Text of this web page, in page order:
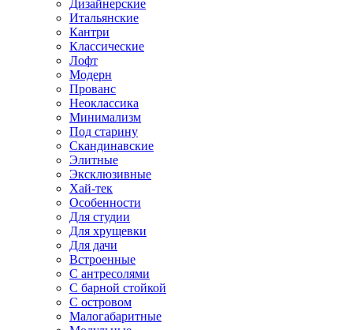
Дизайнерские
Итальянские
Кантри
Классические
Лофт
Модерн
Прованс
Неоклассика
Минимализм
Под старину
Скандинавские
Элитные
Эксклюзивные
Хай-тек
Особенности
Для студии
Для хрущевки
Для дачи
Встроенные
С антресолями
С барной стойкой
С островом
Малогабаритные